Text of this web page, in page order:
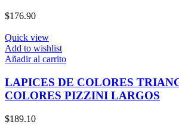
$176.90
Quick view
Add to wishlist
Añadir al carrito
LAPICES DE COLORES
COLORES PIZZINI LARGOS
$189.10